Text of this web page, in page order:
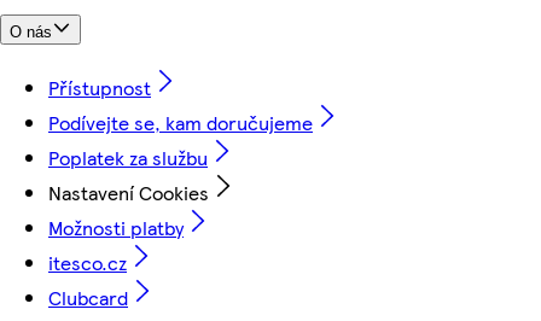
O nás
Přístupnost
Podívejte se, kam doručujeme
Poplatek za službu
Nastavení Cookies
Možnosti platby
itesco.cz
Clubcard